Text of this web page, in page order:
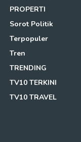
PROPERTI
Sorot Politik
Terpopuler
Tren
TRENDING
TV10 TERKINI
TV10 TRAVEL